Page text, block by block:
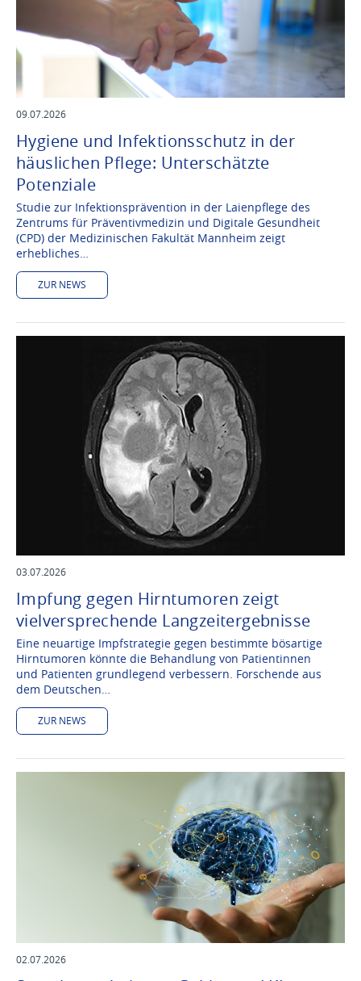
09.07.2026
Hygiene und Infektionsschutz in der
häuslichen Pflege: Unterschätzte
Potenziale
Studie zur Infektionsprävention in der Laienpflege des
Zentrums für Präventivmedizin und Digitale Gesundheit
(CPD) der Medizinischen Fakultät Mannheim zeigt
erhebliches…
ZUR NEWS
03.07.2026
Impfung gegen Hirntumoren zeigt
vielversprechende Langzeitergebnisse
Eine neuartige Impfstrategie gegen bestimmte bösartige
Hirntumoren könnte die Behandlung von Patientinnen
und Patienten grundlegend verbessern. Forschende aus
dem Deutschen…
ZUR NEWS
02.07.2026